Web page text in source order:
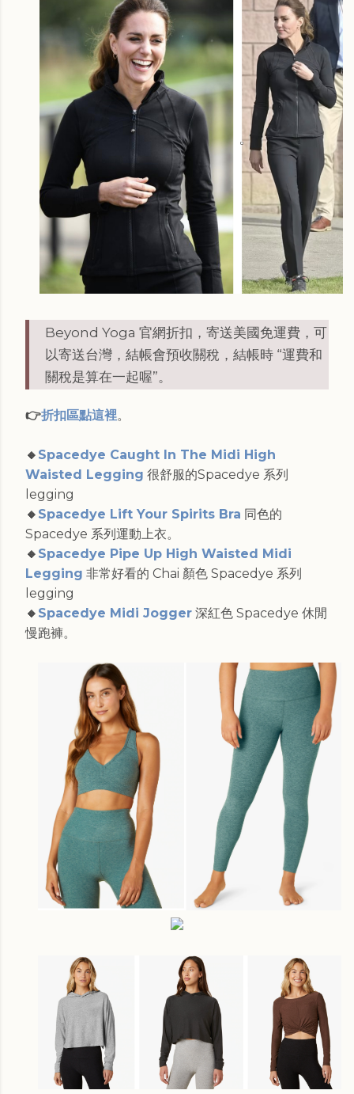
Beyond Yoga 官網折扣，寄送美國免運費，可
以寄送台灣，結帳會預收關稅，結帳時 “運費和
關稅是算在一起喔”。
👉折扣區點這裡。
🔸 Spacedye Caught In The Midi High
Waisted Legging 很舒服的Spacedye 系列
legging
🔸 Spacedye Lift Your Spirits Bra 同色的
Spacedye 系列運動上衣。
🔸 Spacedye Pipe Up High Waisted Midi
Legging 非常好看的 Chai 顏色 Spacedye 系列
legging
🔸 Spacedye Midi Jogger 深紅色 Spacedye 休閒
慢跑褲。